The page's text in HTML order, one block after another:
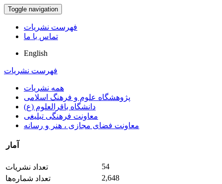
Toggle navigation
فهرست نشریات
تماس با ما
English
فهرست نشریات
همه نشریات
پژوهشگاه علوم و فرهنگ اسلامی
دانشگاه باقرالعلوم (ع)
معاونت فرهنگی تبلیغی
معاونت فضای مجازی ، هنر و رسانه
آمار
تعداد نشریات
54
تعداد شماره‌ها
2,648